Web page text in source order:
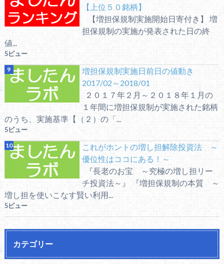
【上位５０銘柄】
【増担保規制実施開始日寄付き】 増
担保規制の実施が発表された日の終
値...
5ビュー
増担保規制実施日前日の値動き
2017/02～2018/01
２０１７年２月～２０１８年１月の
１年間に増担保規制が実施された銘柄
のうち、実施基準【（２）の「...
5ビュー
これがホントの増し担解除投資法 ～
優位性はココにある！～
『長老のお宝 ～究極の増し担リー
チ投資法～』 『増担保規制の本質 ～
増し担を使いこなす賢い利用...
5ビュー
カテゴリー